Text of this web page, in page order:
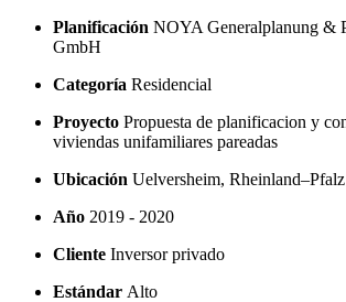
Planificación NOYA Generalplanung &
GmbH
Categoría Residencial
Proyecto Propuesta de planificacion y
viviendas unifamiliares pareadas
Ubicación Uelversheim, Rheinland–Pfalz
Año 2019 - 2020
Cliente Inversor privado
Estándar Alto